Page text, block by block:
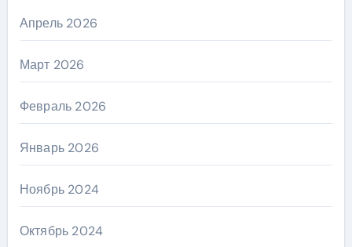
Апрель 2026
Март 2026
Февраль 2026
Январь 2026
Ноябрь 2024
Октябрь 2024